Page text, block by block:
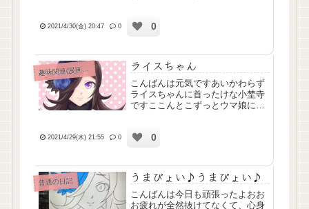
いかって退勤後も不安になってく
じ...
2021/4/30(金) 20:47 0 0
趣 味関連(漫画ｱﾆﾒ排球etc) ライスちゃん
こんばんは元気ですあいかわらず
ライスちゃんに首ったけな小埜寺
ですここんとこずっとウマ娘にか
ンしてイベント進めてきましたな
衣...
2021/4/29(木) 21:55 0 0
普通の日記 うまぴょい♪うまぴょい♪
こんばんは今日も頑張ったよおお
お疲れが全然抜けてなくて、心身